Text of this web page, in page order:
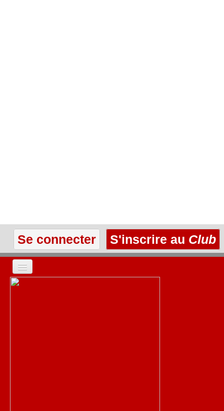
Se connecter S'inscrire au Club